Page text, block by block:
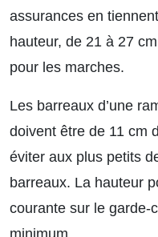
assurances en
hauteur, de 21 à 27
pour les marches.
Les barreaux d’une
doivent être de 11 cm
éviter aux plus petits
barreaux. La hauteur
courante sur le garde-